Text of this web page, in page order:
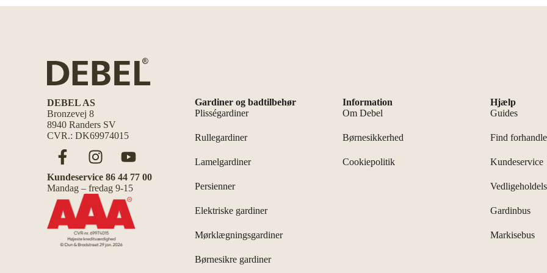
DEBEL AS
Bronzevej 8
8940 Randers SV
CVR.: DK69974015
Kundeservice 86 44 77 00
Mandag – fredag 9-15
Gardiner og badtilbehør
Plisségardiner
Rullegardiner
Lamelgardiner
Persienner
Elektriske gardiner
Mørklægningsgardiner
Børnesikre gardiner
Information
Om Debel
Børnesikkerhed
Cookiepolitik
Hjælp
Guides
Find
Kundeservice
Gardinbus
Markisebus